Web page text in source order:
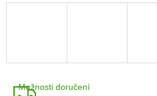
Možnosti doručení